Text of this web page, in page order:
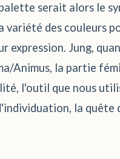
serait alors le
variété des couleurs
expression. Jung,
Animus, la partie
l'outil que nous
la quête